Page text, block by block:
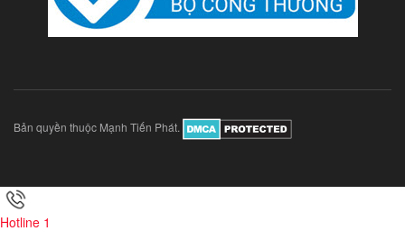
Bản quyền thuộc Mạnh Tiến Phát.
Hotline 1